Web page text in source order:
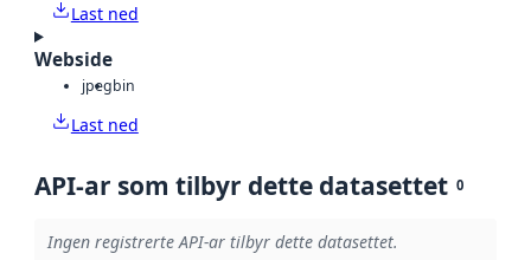
Last ned
Webside
jpegbin
Last ned
API-ar som tilbyr dette datasettet 0
Ingen registrerte API-ar tilbyr dette datasettet.